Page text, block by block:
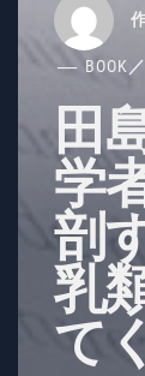
BOOK
田
学
剖
乳
て